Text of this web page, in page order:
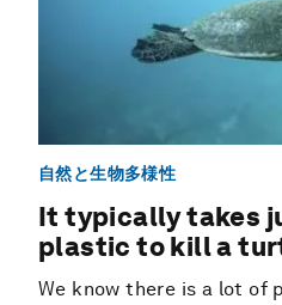
自然と生物多様性
It typically takes
plastic to kill a
We know there is a lot of